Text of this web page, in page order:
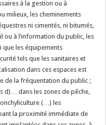
à la gestion ou à
milieux, les cheminements
ni cimentés, ni bitumés,
ou à l’information du public, les
que les équipements
tels que les sanitaires et
dans ces espaces est
de la fréquentation du public ;
d)… dans les zones de pêche,
(…) les
la proximité immédiate de